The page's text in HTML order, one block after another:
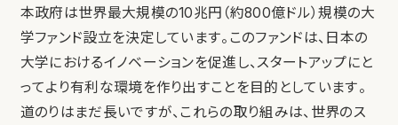
本政府は世界最大規模の10兆円（約800億ドル）規模の大
学ファンド設立を決定しています。このファンドは、日本の
大学におけるイノベーションを促進し、スタートアップにと
ってより有利な環境を作り出すことを目的としています。
道のりはまだ長いですが、これらの取り組みは、世界のス